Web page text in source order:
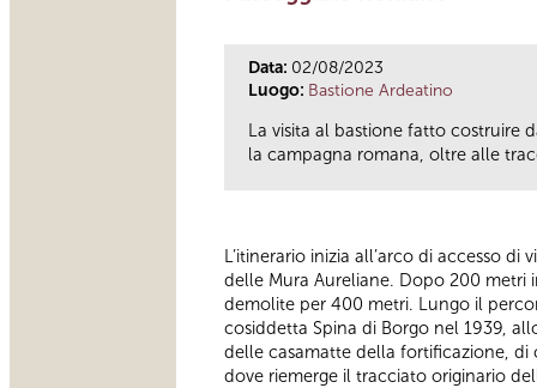
Data: 02/08/2023
Luogo: Bastione Ardeatino
La visita al bastione fatto costruire
la campagna romana, oltre alle
L’itinerario inizia all’arco di accesso
delle Mura Aureliane. Dopo 200 metri
demolite per 400 metri. Lungo il
cosiddetta Spina di Borgo nel 1939,
delle casamatte della fortificazione, di
dove riemerge il tracciato originario